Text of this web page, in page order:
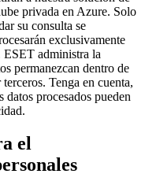
privada en Azure. Solo
su consulta se
exclusivamente
administra la
permanezcan dentro de
Tenga en cuenta,
procesados pueden
el